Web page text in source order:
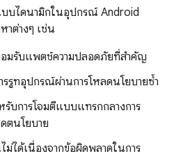
บบไดนามิกในอุปกรณ์ Android
าต่างๆ เช่น
อมรับแพตช์ความปลอดภัยที่สำคัญ
รรูทอุปกรณ์ผ่านการโหลดนโยบายซ้ำ
รับการโจมตีแบบแทรกกลางการ
ตนโยบาย
ได้เนื่องจากข้อผิดพลาดในการ